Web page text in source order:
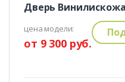
Дверь
цена модели:
от 9 300 руб.